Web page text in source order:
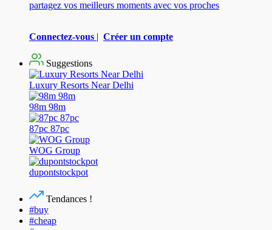
partagez vos meilleurs moments avec vos proches
Connectez-vous | Créer un compte
Suggestions
Luxury Resorts Near Delhi
98m 98m
87pc 87pc
WOG Group
dupontstockpot
Tendances !
#buy
#cheap